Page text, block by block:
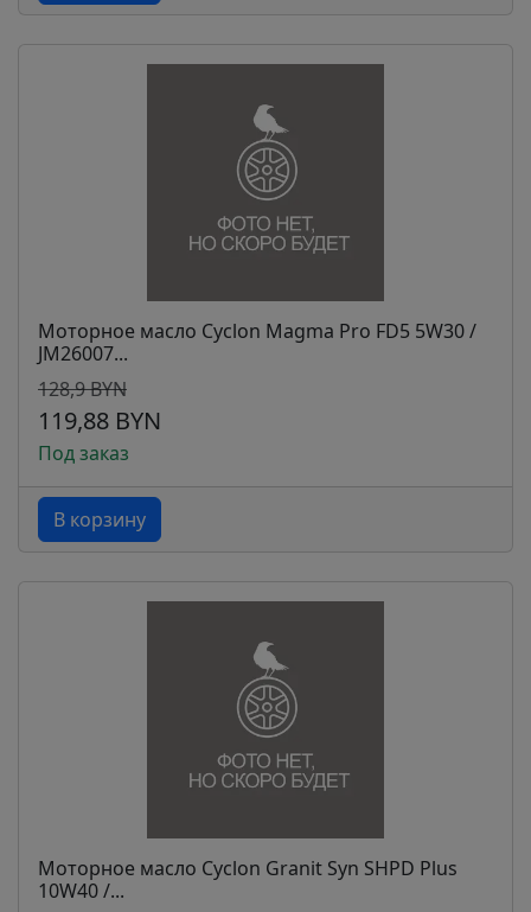
Моторное масло Cyclon Magma Pro FD5 5W30 /
JM26007...
128,9 BYN
119,88 BYN
Под заказ
В корзину
Моторное масло Cyclon Granit Syn SHPD Plus
10W40 /...